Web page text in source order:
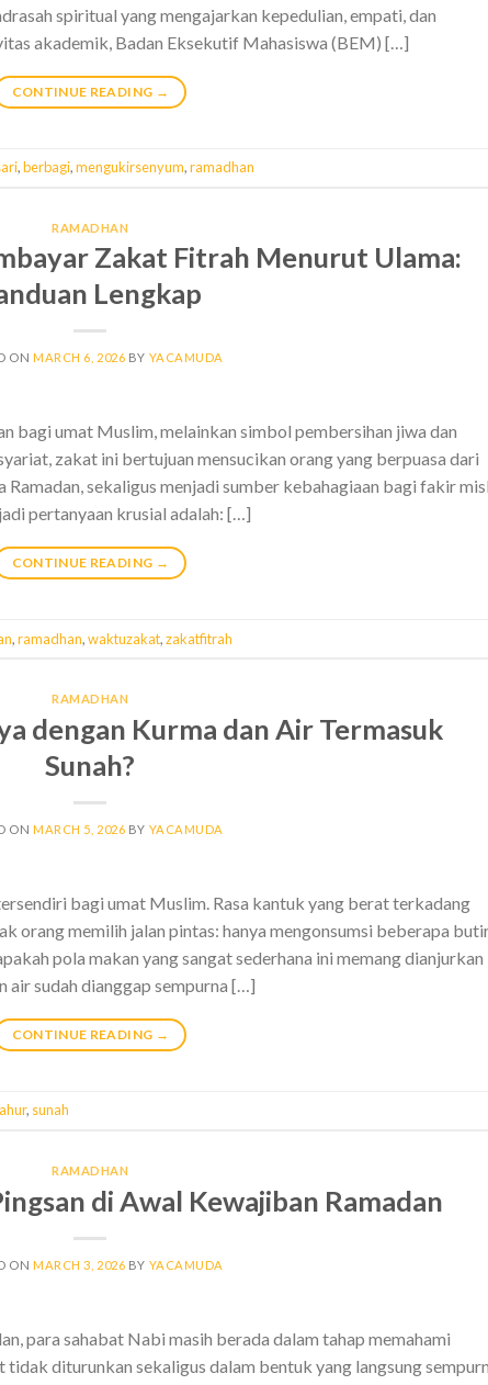
spiritual yang mengajarkan kepedulian, empati, dan
akademik, Badan Eksekutif Mahasiswa (BEM) […]
CONTINUE READING →
,berbagi,mengukirsenyum,ramadhan
RAMADHAN
Zakat Fitrah Menurut Ulama:
Lengkap
ONMARCH 6, 2026 BY YACAMUDA
bagi umat Muslim, melainkan simbol pembersihan jiwa dan
zakat ini bertujuan mensucikan orang yang berpuasa dari
sekaligus menjadi sumber kebahagiaan bagi fakir
pertanyaan krusial adalah: […]
CONTINUE READING →
,ramadhan,waktuzakat,zakatfitrah
RAMADHAN
dengan Kurma dan Air Termasuk
Sunah?
ONMARCH 5, 2026 BY YACAMUDA
bagi umat Muslim. Rasa kantuk yang berat terkadang
orang memilih jalan pintas: hanya mengonsumsi beberapa
pola makan yang sangat sederhana ini memang dianjurkan
air sudah dianggap sempurna […]
CONTINUE READING →
, sunah
RAMADHAN
di Awal Kewajiban Ramadan
ONMARCH 3, 2026 BY YACAMUDA
para sahabat Nabi masih berada dalam tahap memahami
diturunkan sekaligus dalam bentuk yang langsung